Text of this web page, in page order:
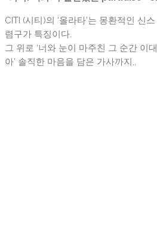
CITI (시티)의 ‘올라타’는 몽환적인 신
렴구가 특징이다.
그 위로 ‘너와 눈이 마주친 그 순간 이
아’ 솔직한 마음을 담은 가사까지,,